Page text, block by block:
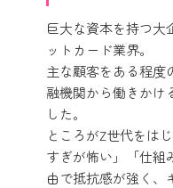
巨大な資本を持つ大
ットカード業界。
主な顧客をある程度
融機関から働きかけ
した。
ところがZ世代をは
すぎが怖い」「仕組
由で抵抗感が強く、